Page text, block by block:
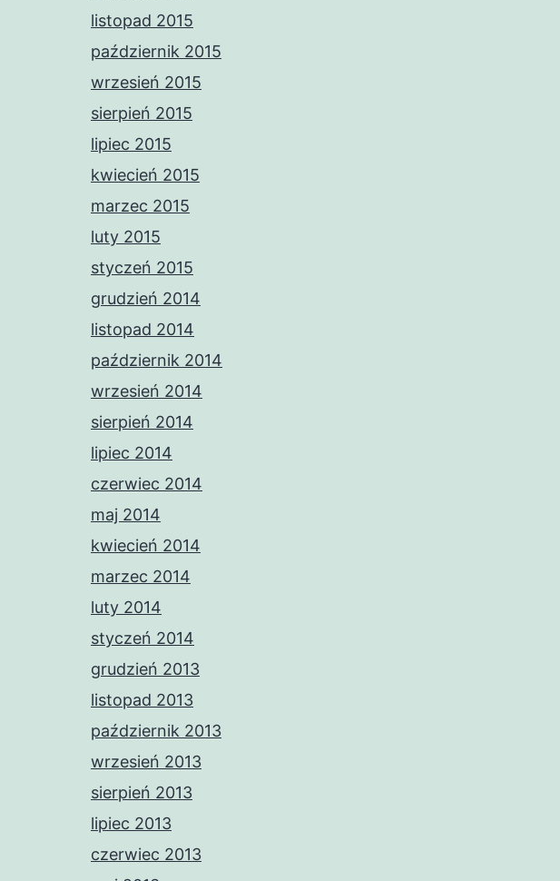
listopad 2015
październik 2015
wrzesień 2015
sierpień 2015
lipiec 2015
kwiecień 2015
marzec 2015
luty 2015
styczeń 2015
grudzień 2014
listopad 2014
październik 2014
wrzesień 2014
sierpień 2014
lipiec 2014
czerwiec 2014
maj 2014
kwiecień 2014
marzec 2014
luty 2014
styczeń 2014
grudzień 2013
listopad 2013
październik 2013
wrzesień 2013
sierpień 2013
lipiec 2013
czerwiec 2013